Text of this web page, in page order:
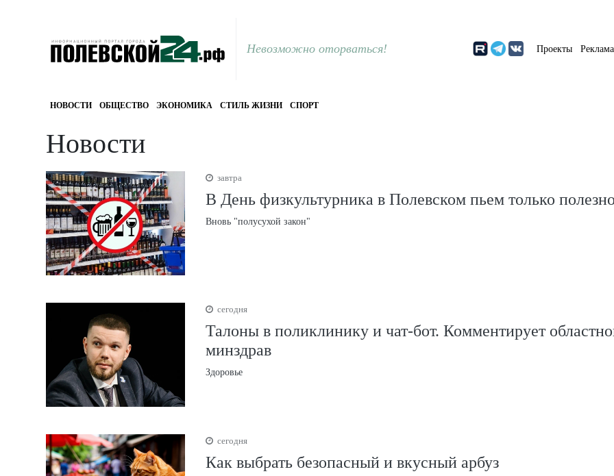
Невозможно оторваться! Проекты Реклама
НОВОСТИ ОБЩЕСТВО ЭКОНОМИКА СТИЛЬ ЖИЗНИ СПОРТ
Новости
завтра
В День физкультурника в Полевском пьем только
Вновь "полусухой закон"
сегодня
Талоны в поликлинику и чат-бот. Комментирует
минздрав
Здоровье
сегодня
Как выбрать безопасный и вкусный арбуз